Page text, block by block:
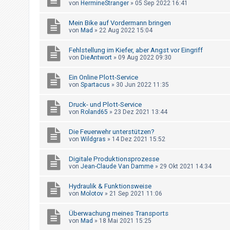
von HermineStranger » 05 Sep 2022 16:41
Mein Bike auf Vordermann bringen
von Mad » 22 Aug 2022 15:04
Fehlstellung im Kiefer, aber Angst vor Eingriff
von DieAntwort » 09 Aug 2022 09:30
Ein Online Plott-Service
von Spartacus » 30 Jun 2022 11:35
Druck- und Plott-Service
von Roland65 » 23 Dez 2021 13:44
Die Feuerwehr unterstützen?
von Wildgras » 14 Dez 2021 15:52
Digitale Produktionsprozesse
von Jean-Claude Van Damme » 29 Okt 2021 14:34
Hydraulik & Funktionsweise
von Molotov » 21 Sep 2021 11:06
Überwachung meines Transports
von Mad » 18 Mai 2021 15:25